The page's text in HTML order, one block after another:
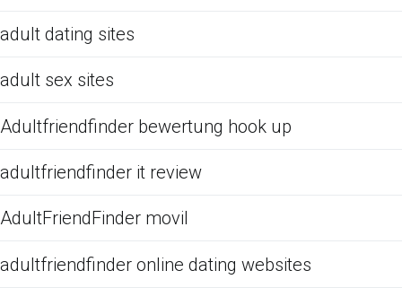
adult dating sites
adult sex sites
Adultfriendfinder bewertung hook up
adultfriendfinder it review
AdultFriendFinder movil
adultfriendfinder online dating websites